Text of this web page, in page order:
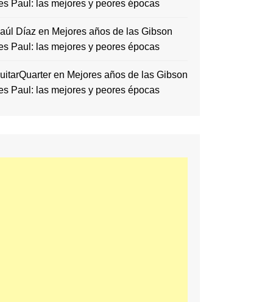
Paul: las mejores y peores épocas
Díaz en Mejores años de las Gibson
Paul: las mejores y peores épocas
en Mejores años de las Gibson
Paul: las mejores y peores épocas